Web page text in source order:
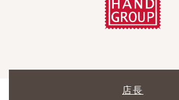
店長